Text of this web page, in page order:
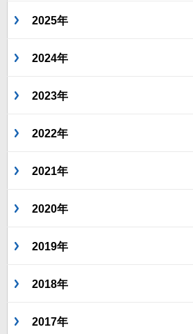
2025年
2024年
2023年
2022年
2021年
2020年
2019年
2018年
2017年